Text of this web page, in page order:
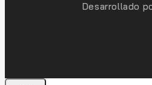
Desarrollado